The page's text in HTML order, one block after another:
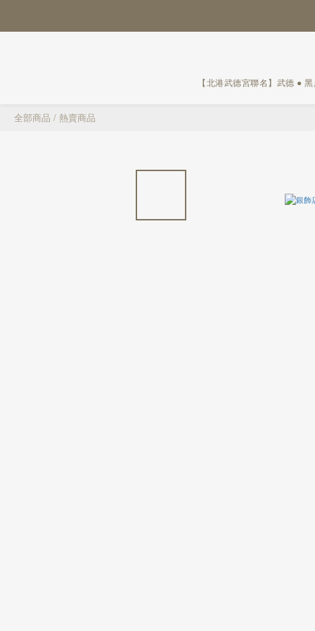
【北港武德宮聯名】武德 ●
全部商品 / 熱賣商品